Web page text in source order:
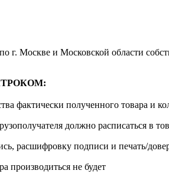
по г. Москве и Московской области
фактически полученного товара и
должно расписаться в
расшифровку подписи и печать/
производиться не будет